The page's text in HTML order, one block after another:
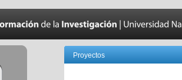
Proyectos